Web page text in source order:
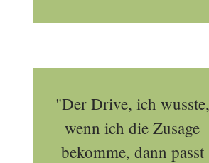
"Der Drive, ich wusste,
wenn ich die Zusage
bekomme, dann passt